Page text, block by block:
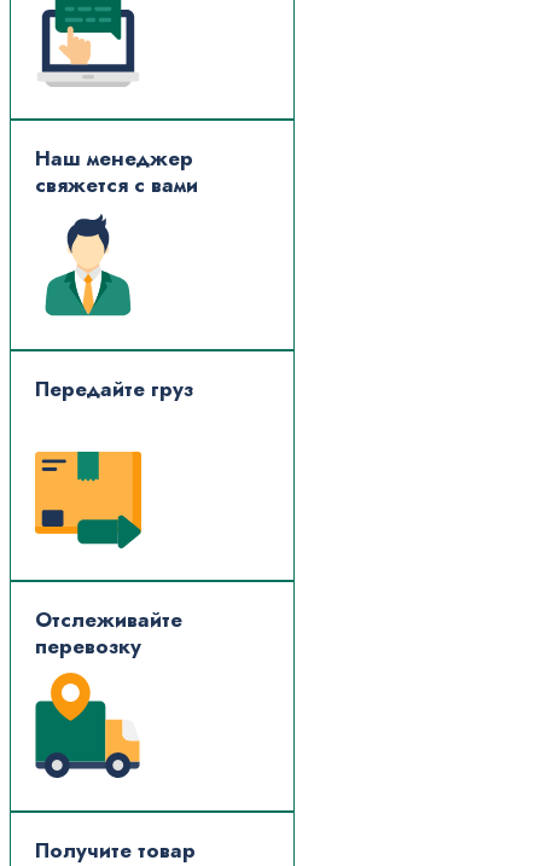
Наш менеджер
свяжется с вами
Передайте груз
Отслеживайте
перевозку
Получите товар